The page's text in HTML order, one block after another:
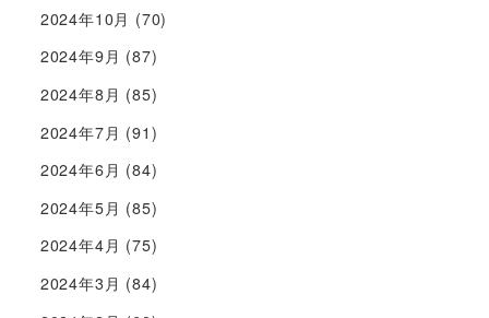
2024年10月 (70)
2024年9月 (87)
2024年8月 (85)
2024年7月 (91)
2024年6月 (84)
2024年5月 (85)
2024年4月 (75)
2024年3月 (84)